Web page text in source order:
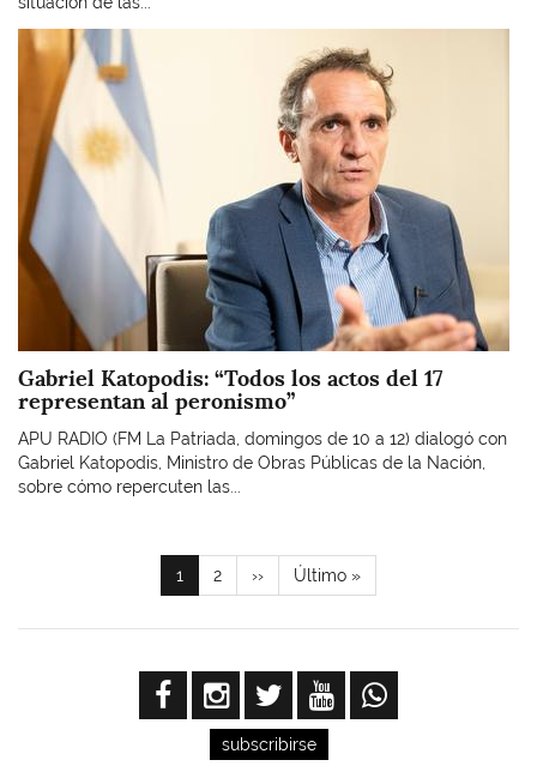
Imagen
Gabriel Katopodis: “Todos los actos del 17
representan al peronismo”
APU RADIO (FM La Patriada, domingos de 10 a 12) dialogó con
Gabriel Katopodis, Ministro de Obras Públicas de la Nación,
sobre cómo repercuten las...
Página
actual
1 Page
2
Siguiente
página
››
Última
página
Último »
subscribirse